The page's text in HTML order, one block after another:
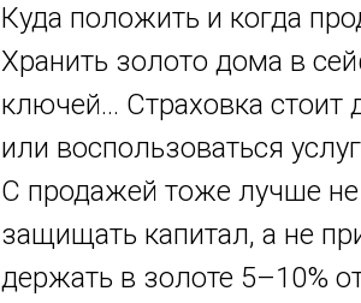
Куда положить и когда
Хранить золото дома в
ключей... Страховка
или воспользоваться
С продажей тоже лучше не
защищать капитал, а не
держать в золоте 5–10%